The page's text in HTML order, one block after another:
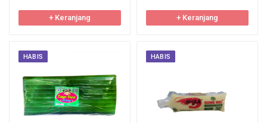
+ Keranjang + Keranjang
HABIS HABIS